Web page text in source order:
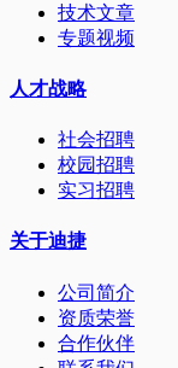
技术文章
专题视频
人才战略
社会招聘
校园招聘
实习招聘
关于迪捷
公司简介
资质荣誉
合作伙伴